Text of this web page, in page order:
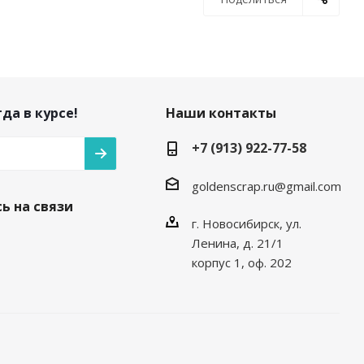
в курсе!
на связи
Наши контакты
+7 (913) 922-77-58
goldenscrap.ru@gmail.com
г. Новосибирск, ул.
Ленина, д. 21/1
корпус 1, оф. 202